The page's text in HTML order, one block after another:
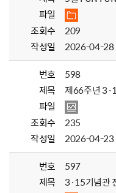
파일
조회수
209
작성일
2026-04-28
번호
598
제목
제66주년
파일
조회수
235
작성일
2026-04-23
번호
597
제목
3·15기념관